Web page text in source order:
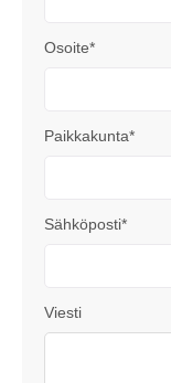
Osoite*
Paikkakunta*
Sähköposti*
Viesti